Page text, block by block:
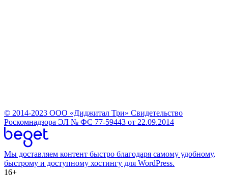
© 2014-2023 ООО «Диджитал Три» Свидетельство
Роскомнадзора ЭЛ № ФС 77-59443 от 22.09.2014
Мы доставляем контент быстро благодаря самому удобному,
быстрому и доступному хостингу для WordPress.
16+